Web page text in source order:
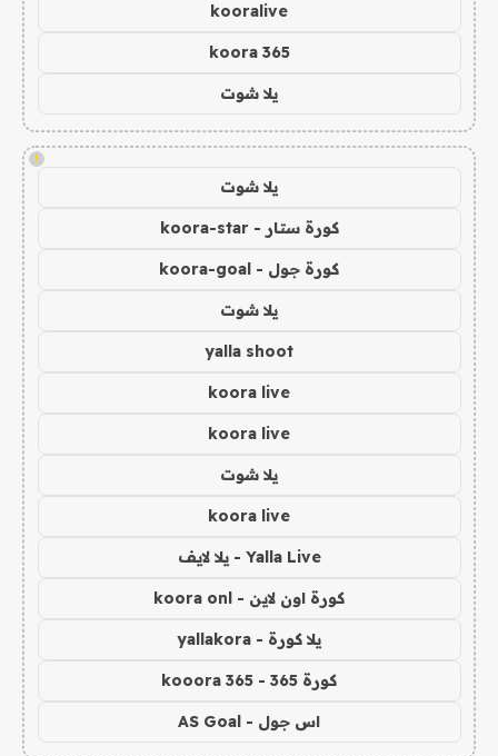
kooralive
koora 365
يلا شوت
!
يلا شوت
كورة ستار - koora-star
كورة جول - koora-goal
يلا شوت
yalla shoot
koora live
koora live
يلا شوت
koora live
Yalla Live - يلا لايف
كورة اون لاين - koora onl
يلا كورة - yallakora
كورة 365 - kooora 365
اس جول - AS Goal